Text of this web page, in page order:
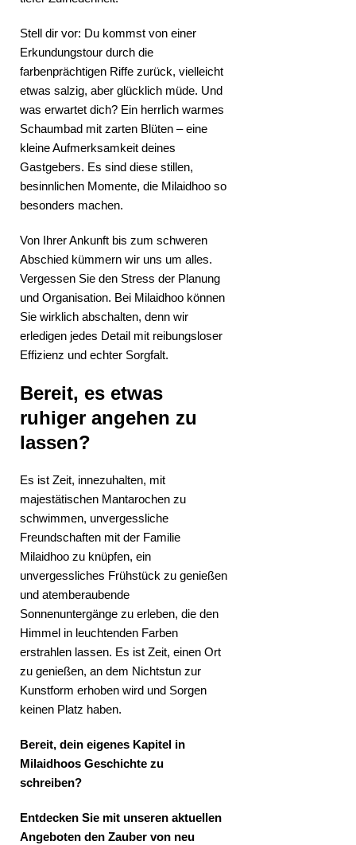
Stell dir vor: Du kommst von einer
Erkundungstour durch die
farbenprächtigen Riffe zurück, vielleicht
etwas salzig, aber glücklich müde. Und
was erwartet dich? Ein herrlich warmes
Schaumbad mit zarten Blüten – eine
kleine Aufmerksamkeit deines
Gastgebers. Es sind diese stillen,
besinnlichen Momente, die Milaidhoo so
besonders machen.
Von Ihrer Ankunft bis zum schweren
Abschied kümmern wir uns um alles.
Vergessen Sie den Stress der Planung
und Organisation. Bei Milaidhoo können
Sie wirklich abschalten, denn wir
erledigen jedes Detail mit reibungsloser
Effizienz und echter Sorgfalt.
Bereit, es etwas
ruhiger angehen zu
lassen?
Es ist Zeit, innezuhalten, mit
majestätischen Mantarochen zu
schwimmen, unvergessliche
Freundschaften mit der Familie
Milaidhoo zu knüpfen, ein
unvergessliches Frühstück zu genießen
und atemberaubende
Sonnenuntergänge zu erleben, die den
Himmel in leuchtenden Farben
erstrahlen lassen. Es ist Zeit, einen Ort
zu genießen, an dem Nichtstun zur
Kunstform erhoben wird und Sorgen
keinen Platz haben.
Bereit, dein eigenes Kapitel in
Milaidhoos Geschichte zu
schreiben?
Entdecken Sie mit unseren aktuellen
Angeboten den Zauber von neu